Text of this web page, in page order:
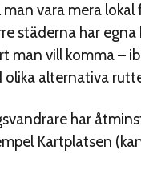
vara mera
städerna har
man vill komma –
alternativa
har
Kartplatsen